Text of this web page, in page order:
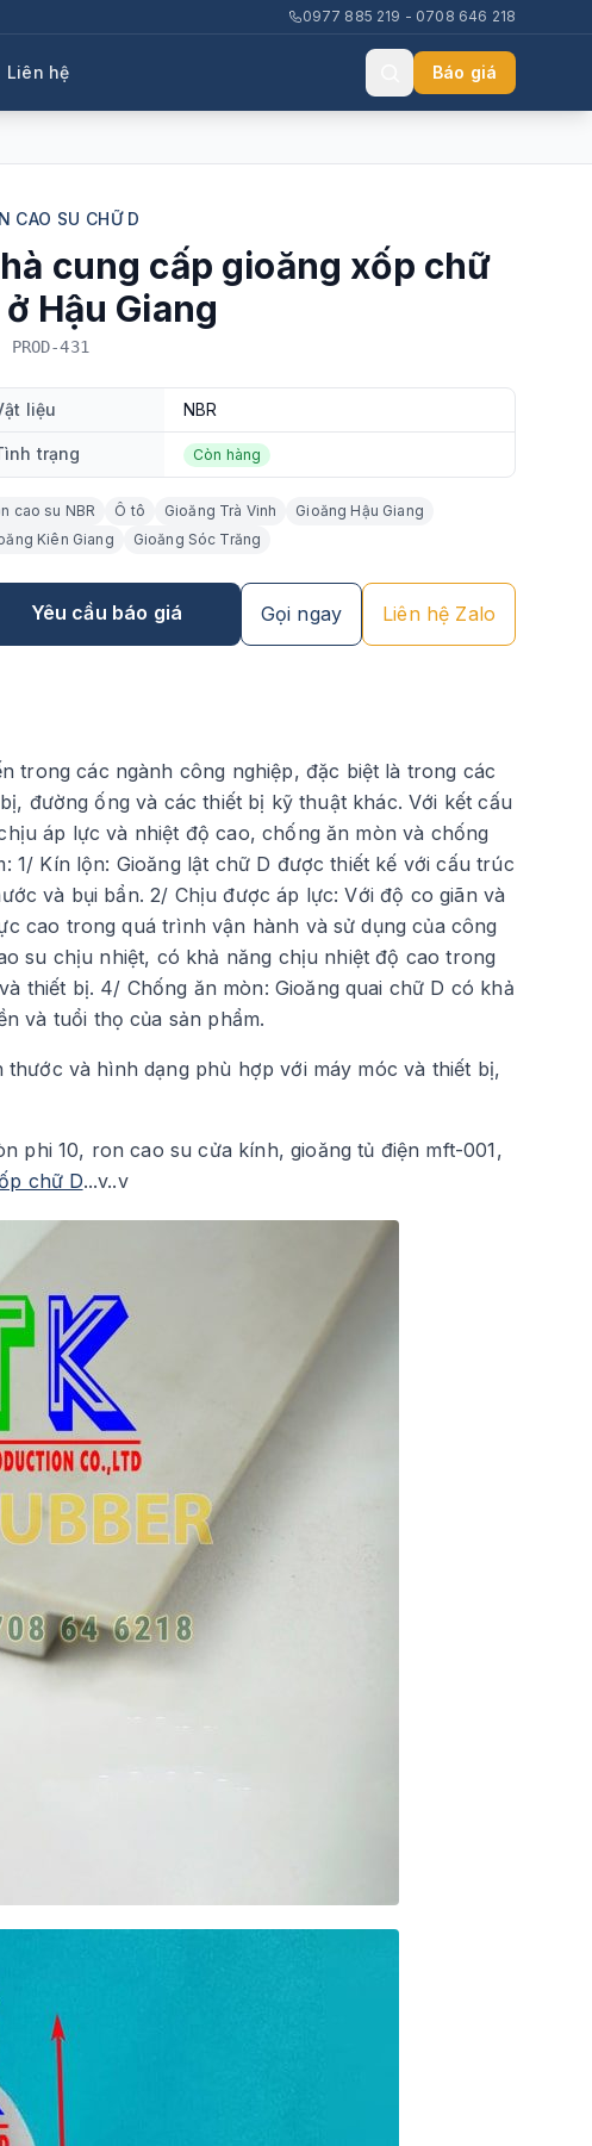
0977 885 219 - 0708 646 218
Liên hệ Báo giá
CAO SU CHỮ D
cung cấp gioăng xốp chữ
ở Hậu Giang
PROD-431
liệu NBR
trạng Còn hàng
cao su NBR Ô tô Gioăng Trà Vinh
Gioăng Hậu Giang
Kiên Giang
Gioăng Sóc Trăng
Yêu cầu báo giá Gọi ngay Liên hệ Zalo
trong các ngành công nghiệp, đặc biệt là trong các
đường ống và các thiết bị kỹ thuật khác. Với kết cấu
áp lực và nhiệt độ cao, chống ăn mòn và chống
1/ Kín lộn: Gioăng lật chữ D được thiết kế với cấu trúc
và bụi bẩn. 2/ Chịu được áp lực: Với độ co giãn và
cao trong quá trình vận hành và sử dụng của công
su chịu nhiệt, có khả năng chịu nhiệt độ cao trong
thiết bị. 4/ Chống ăn mòn: Gioăng quai chữ D có khả
và tuổi thọ của sản phẩm.
và hình dạng phù hợp với máy móc và thiết bị,
phi 10, ron cao su cửa kính, gioăng tủ điện mft-001,
chữ D...v..v